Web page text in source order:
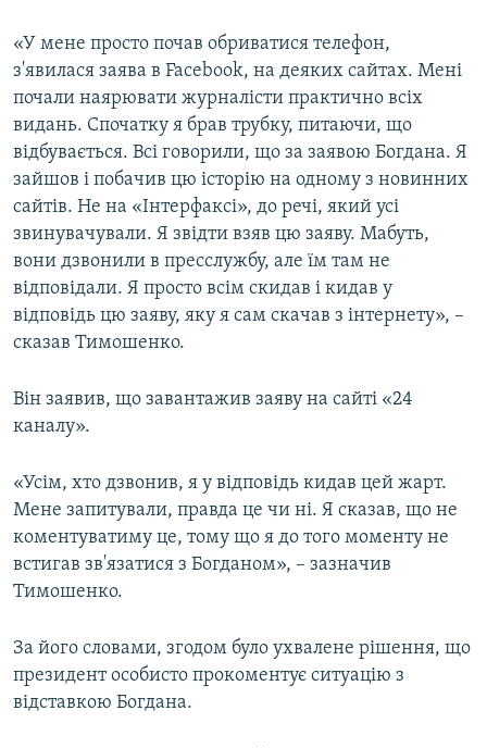
«У мене просто почав обриватися телефон,
з'явилася заява в Facebook, на деяких сайтах. Мені
почали наярювати журналісти практично всіх
видань. Спочатку я брав трубку, питаючи, що
відбувається. Всі говорили, що за заявою Богдана. Я
зайшов і побачив цю історію на одному з новинних
сайтів. Не на «Інтерфаксі», до речі, який усі
звинувачували. Я звідти взяв цю заяву. Мабуть,
вони дзвонили в пресслужбу, але їм там не
відповідали. Я просто всім скидав і кидав у
відповідь цю заяву, яку я сам скачав з інтернету», –
сказав Тимошенко.
Він заявив, що завантажив заяву на сайті «24
каналу».
«Усім, хто дзвонив, я у відповідь кидав цей жарт.
Мене запитували, правда це чи ні. Я сказав, що не
коментуватиму це, тому що я до того моменту не
встигав зв'язатися з Богданом», – зазначив
Тимошенко.
За його словами, згодом було ухвалене рішення, що
президент особисто прокоментує ситуацію з
відставкою Богдана.